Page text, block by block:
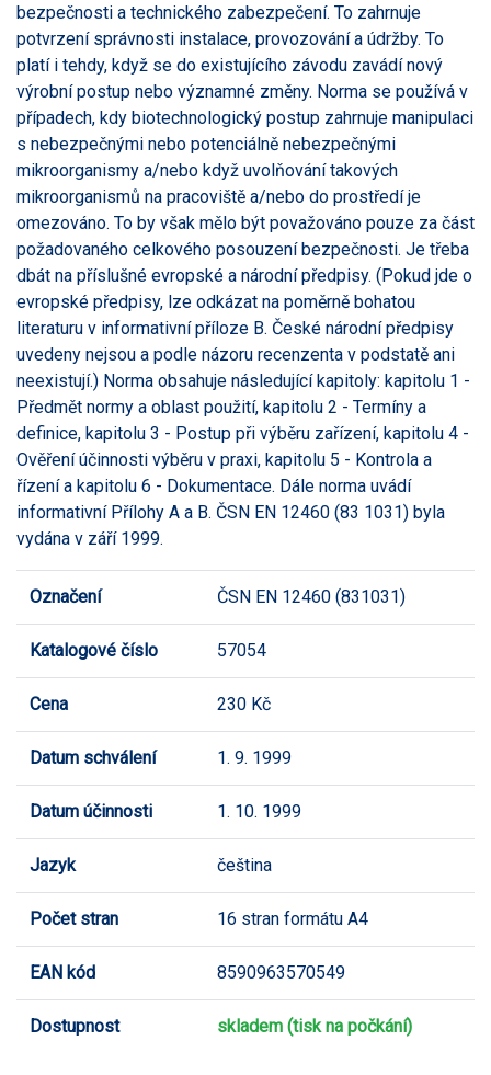
bezpečnosti a technického zabezpečení. To zahrnuje
potvrzení správnosti instalace, provozování a údržby. To
platí i tehdy, když se do existujícího závodu zavádí nový
výrobní postup nebo významné změny. Norma se používá v
případech, kdy biotechnologický postup zahrnuje manipulaci
s nebezpečnými nebo potenciálně nebezpečnými
mikroorganismy a/nebo když uvolňování takových
mikroorganismů na pracoviště a/nebo do prostředí je
omezováno. To by však mělo být považováno pouze za část
požadovaného celkového posouzení bezpečnosti. Je třeba
dbát na příslušné evropské a národní předpisy. (Pokud jde o
evropské předpisy, lze odkázat na poměrně bohatou
literaturu v informativní příloze B. České národní předpisy
uvedeny nejsou a podle názoru recenzenta v podstatě ani
neexistují.) Norma obsahuje následující kapitoly: kapitolu 1 -
Předmět normy a oblast použití, kapitolu 2 - Termíny a
definice, kapitolu 3 - Postup při výběru zařízení, kapitolu 4 -
Ověření účinnosti výběru v praxi, kapitolu 5 - Kontrola a
řízení a kapitolu 6 - Dokumentace. Dále norma uvádí
informativní Přílohy A a B. ČSN EN 12460 (83 1031) byla
vydána v září 1999.
Označení ČSN EN 12460 (831031)
Katalogové číslo 57054
Cena 230 Kč
Datum schválení 1. 9. 1999
Datum účinnosti 1. 10. 1999
Jazyk čeština
Počet stran 16 stran formátu A4
EAN kód 8590963570549
Dostupnost skladem (tisk na počkání)